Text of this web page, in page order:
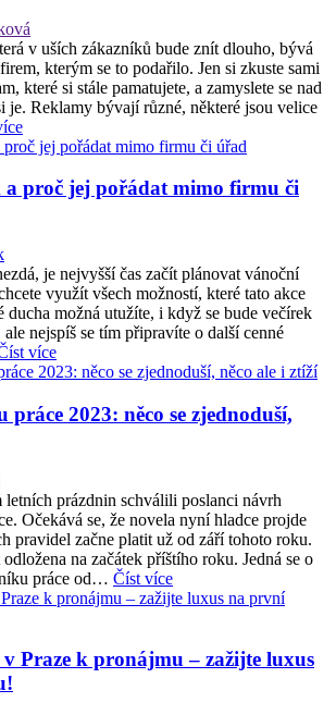
v uších zákazníků bude znít dlouho, bývá
kterým se to podařilo. Jen si zkuste sami
které si stále pamatujete, a zamyslete se nad
je. Reklamy bývají různé, některé jsou velice
a proč jej pořádat mimo firmu či
je nejvyšší čas začít plánovat vánoční
využít všech možností, které tato akce
ducha možná utužíte, i když se bude večírek
nejspíš se tím připravíte o další cenné
více
práce 2023: něco se zjednoduší,
letních prázdnin schválili poslanci návrh
Očekává se, že novela nyní hladce projde
pravidel začne platit už od září tohoto roku.
na začátek příštího roku. Jedná se o
práce od… Číst více
Praze k pronájmu – zažijte luxus